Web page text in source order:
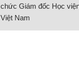
chức Giám đốc Học
Việt Nam